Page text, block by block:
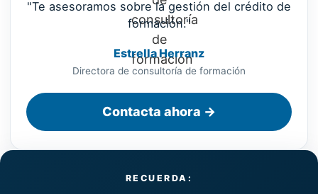
"Te asesoramos sobre la gestión del crédito de
formación."
Estrella Herranz
Directora de consultoría de formación
Contacta ahora →
RECUERDA: